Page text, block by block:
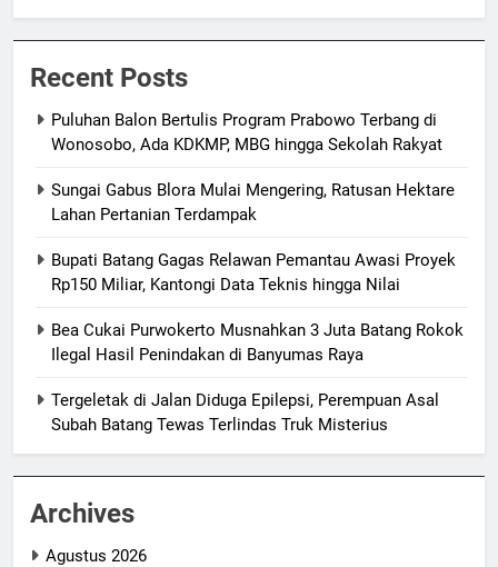
Rakyat
Recent Posts
Puluhan Balon Bertulis Program Prabowo Terbang di
Wonosobo, Ada KDKMP, MBG hingga Sekolah Rakyat
Sungai Gabus Blora Mulai Mengering, Ratusan Hektare
Lahan Pertanian Terdampak
Bupati Batang Gagas Relawan Pemantau Awasi Proyek
Rp150 Miliar, Kantongi Data Teknis hingga Nilai
Bea Cukai Purwokerto Musnahkan 3 Juta Batang Rokok
Ilegal Hasil Penindakan di Banyumas Raya
Tergeletak di Jalan Diduga Epilepsi, Perempuan Asal
Subah Batang Tewas Terlindas Truk Misterius
Archives
Agustus 2026